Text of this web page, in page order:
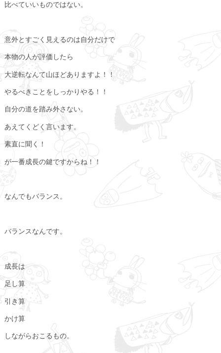
比べていいものではない。
意外とすごく見えるのは自分だけで
本物の人が評価したら
大逆転なんて山ほどありますよ！！
やるべきことをしっかりやる！！
自分の道を踏み外さない。
あえてくどく言います。
素直に聞く！
が一番成長の鍵ですからね！！
なんでもバランス。
バランスなんです。
成長は
足し算
引き算
かけ算
しながらおこるもの。